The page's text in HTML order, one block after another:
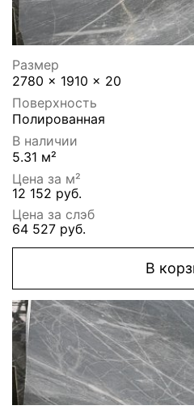
Размер
2780 x 1910 x 20
Поверхность
Полированная
В наличии
5.31 м²
Цена за м²
12 152 руб.
Цена за слэб
64 527 руб.
В